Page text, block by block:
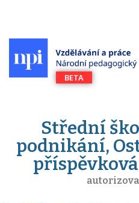
Střední
podnikání,